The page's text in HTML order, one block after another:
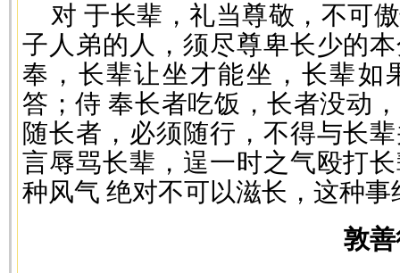
对 于长辈，礼当尊敬，不可
子人弟的人，须尽尊卑长少的
奉，长辈让坐才能坐，长辈如
答；侍 奉长者吃饭，长者没动
随长者，必须随行，不得与长
言辱骂长辈，逞一时之气殴打
种风气 绝对不可以滋长，这种
敦善